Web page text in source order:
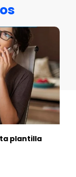
plantilla